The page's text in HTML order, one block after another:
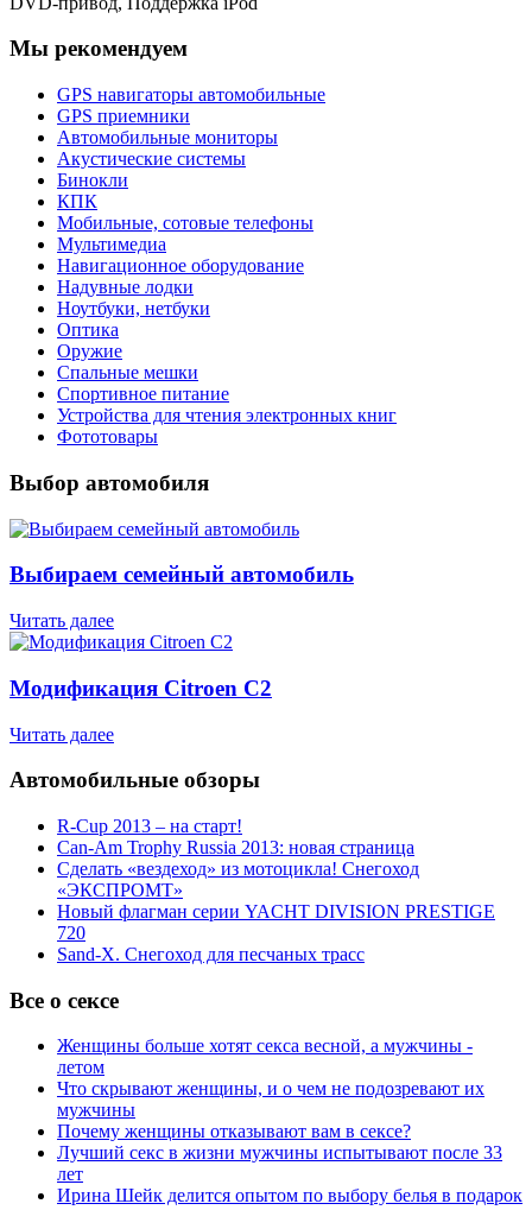
Мы рекомендуем
GPS навигаторы автомобильные
GPS приемники
Автомобильные мониторы
Акустические системы
Бинокли
КПК
Мобильные, сотовые телефоны
Мультимедиа
Навигационное оборудование
Надувные лодки
Ноутбуки, нетбуки
Оптика
Оружие
Спальные мешки
Спортивное питание
Устройства для чтения электронных книг
Фототовары
Выбор автомобиля
Выбираем семейный автомобиль
Читать далее
Модификация Citroen С2
Читать далее
Автомобильные обзоры
R-Cup 2013 – на старт!
Can-Am Trophy Russia 2013: новая страница
Сделать «вездеход» из мотоцикла! Снегоход
«ЭКСПРОМТ»
Новый флагман серии YACHT DIVISION PRESTIGE
720
Sand-X. Снегоход для песчаных трасс
Все о сексе
Женщины больше хотят секса весной, а мужчины -
летом
Что скрывают женщины, и о чем не подозревают их
мужчины
Почему женщины отказывают вам в сексе?
Лучший секс в жизни мужчины испытывают после 33
лет
Ирина Шейк делится опытом по выбору белья в подарок